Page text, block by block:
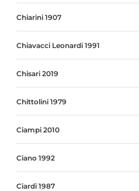
Chiarini 1907
Chiavacci Leonardi 1991
Chisari 2019
Chittolini 1979
Ciampi 2010
Ciano 1992
Ciardi 1987